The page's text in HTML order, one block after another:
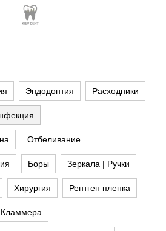
Эндодонтия Расходники
Отбеливание
Боры Зеркала | Ручки
Хирургия Рентген пленка